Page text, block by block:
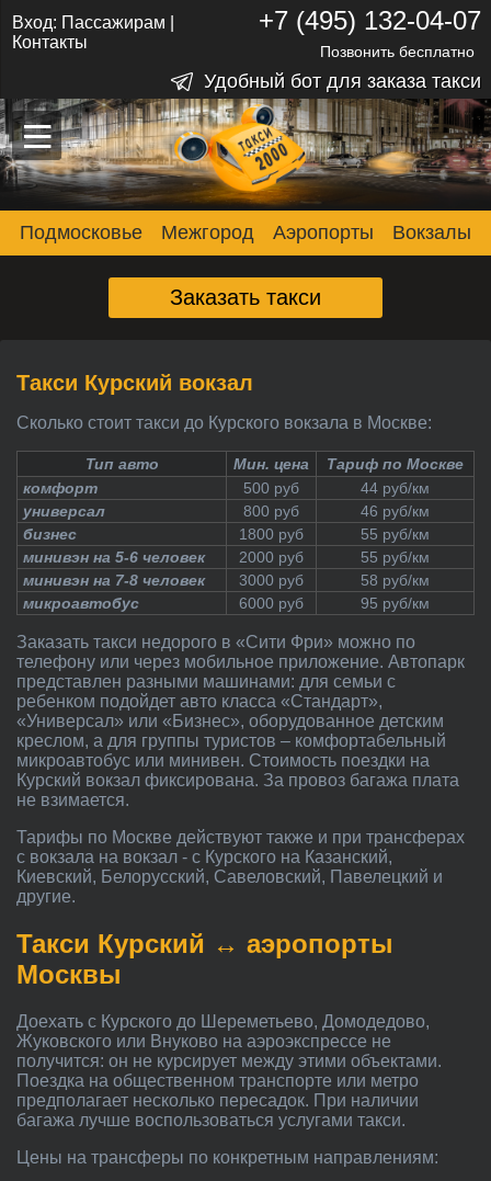
–
–
–
Вход: Пассажирам
Контакты
+7 (495) 132-04-07
Позвонить бесплатно
Удобный бот для заказа такси
Подмосковье Межгород Аэропорты Вокзалы
Заказать такси
Такси Курский вокзал
Сколько стоит такси до Курского вокзала в Москве:
Тип авто Мин. цена
Тариф по Москве
комфорт
500 руб
44 руб/км
универсал
800 руб
46 руб/км
бизнес
1800 руб
55 руб/км
минивэн на 5-6 человек
2000 руб
55 руб/км
минивэн на 7-8 человек
3000 руб
58 руб/км
микроавтобус
6000 руб 95 руб/км
Заказать такси недорого в «Сити Фри» можно по
телефону или через мобильное приложение. Автопарк
представлен разными машинами: для семьи с
ребенком подойдет авто класса «Стандарт»,
«Универсал» или «Бизнес», оборудованное детским
креслом, а для группы туристов – комфортабельный
микроавтобус или минивен. Стоимость поездки на
Курский вокзал фиксирована. За провоз багажа плата
не взимается.
Тарифы по Москве действуют также и при трансферах
с вокзала на вокзал - с Курского на Казанский,
Киевский, Белорусский, Савеловский, Павелецкий и
другие.
Такси Курский ↔ аэропорты
Москвы
Доехать с Курского до Шереметьево, Домодедово,
Жуковского или Внуково на аэроэкспрессе не
получится: он не курсирует между этими объектами.
Поездка на общественном транспорте или метро
предполагает несколько пересадок. При наличии
багажа лучше воспользоваться услугами такси.
Цены на трансферы по конкретным направлениям: